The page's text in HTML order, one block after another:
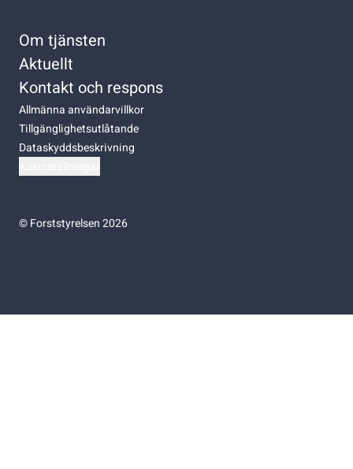
Om tjänsten
Aktuellt
Kontakt och respons
Allmänna användarvillkor
Tillgänglighetsutlåtande
Dataskyddsbeskrivning
©Forststyrelsen 2026